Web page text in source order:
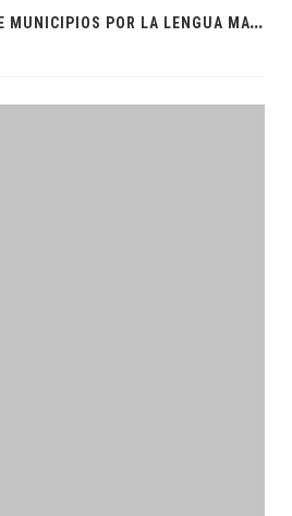
P
RIMER ENCUENTRO DE MUNICIPIOS POR LA LENGUA MAYA